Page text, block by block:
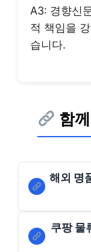
A3: 경향신
적 책임을
습니다.
함
해외 명
쿠팡 물